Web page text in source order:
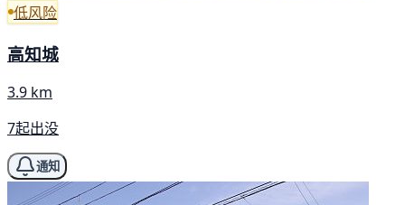
低风险
高知城
3.9 km
7起出没
通知